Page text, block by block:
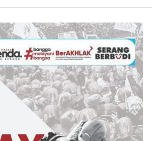
melaksanakan, kenapa harus PT dari